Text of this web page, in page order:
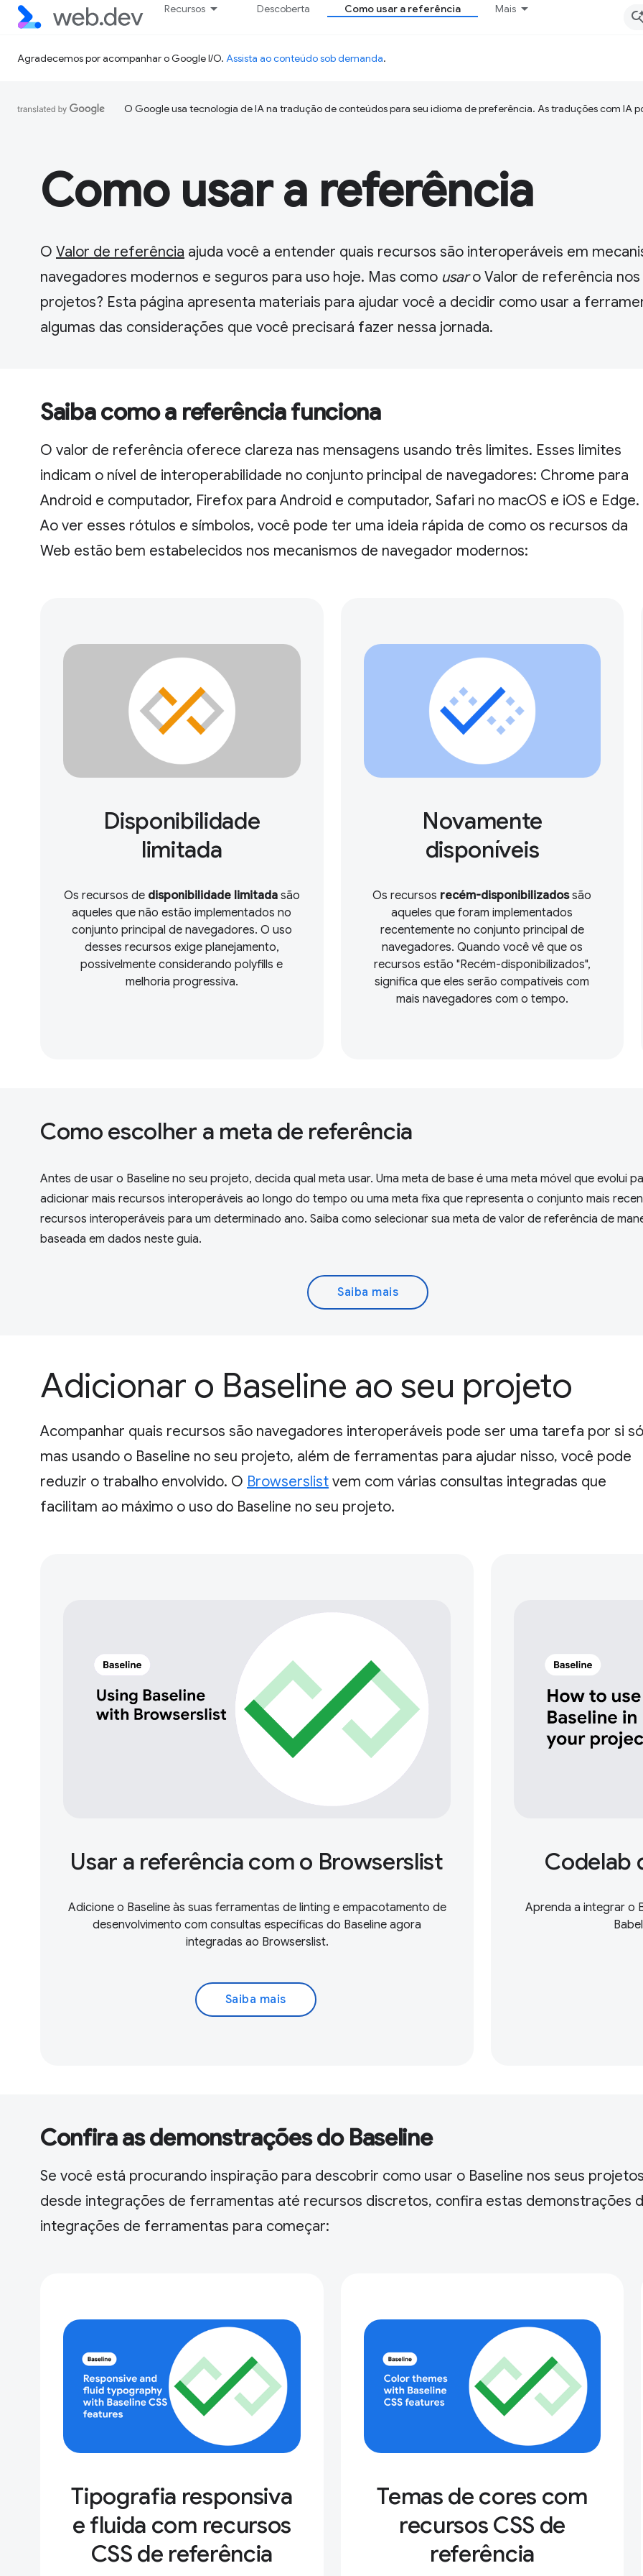
Recursos Descoberta Como usar a referência Mais
Agradecemos por acompanhar o Google I/O. Assista ao conteúdo sob demanda.
O Google usa tecnologia de IA na tradução de conteúdos para seu idioma de preferência. As traduções com IA
Como usar a referência
O Valor de referência ajuda você a entender quais recursos são interoperáveis em
navegadores modernos e seguros para uso hoje. Mas como usaro Valor de referência nos
projetos? Esta página apresenta materiais para ajudar você a decidir como usar a
algumas das considerações que você precisará fazer nessa jornada.
Saiba como a referência funciona
O valor de referência oferece clareza nas mensagens usando três limites. Esses limites
indicam o nível de interoperabilidade no conjunto principal de navegadores: Chrome para
Android e computador, Firefox para Android e computador, Safari no macOS e iOS e Edge.
Ao ver esses rótulos e símbolos, você pode ter uma ideia rápida de como os recursos da
Web estão bem estabelecidos nos mecanismos de navegador modernos:
Disponibilidade
limitada
Os recursos de disponibilidade limitadasão
aqueles que não estão implementados no
conjunto principal de navegadores. O uso
desses recursos exige planejamento,
possivelmente considerando polyfills e
melhoria progressiva.
Novamente
disponíveis
Os recursos recém-disponibilizadossão
aqueles que foram implementados
recentemente no conjunto principal de
navegadores. Quando você vê que os
recursos estão "Recém-disponibilizados",
significa que eles serão compatíveis com
mais navegadores com o tempo.
Como escolher a meta de referência
Antes de usar o Baseline no seu projeto, decida qual meta usar. Uma meta de base é uma meta móvel que evolui
adicionar mais recursos interoperáveis ao longo do tempo ou uma meta fixa que representa o conjunto mais
recursos interoperáveis para um determinado ano. Saiba como selecionar sua meta de valor de referência de
baseada em dados neste guia.
Saiba mais
Adicionar o Baseline ao seu projeto
Acompanhar quais recursos são navegadores interoperáveis pode ser uma tarefa por si
mas usando o Baseline no seu projeto, além de ferramentas para ajudar nisso, você pode
reduzir o trabalho envolvido. O Browserslist vem com várias consultas integradas que
facilitam ao máximo o uso do Baseline no seu projeto.
Usar a referência com o Browserslist
Adicione o Baseline às suas ferramentas de linting e empacotamento de
desenvolvimento com consultas específicas do Baseline agora
integradas ao Browserslist.
Saiba mais
Codelab
Aprenda a integrar o
Confira as demonstrações do Baseline
Se você está procurando inspiração para descobrir como usar o Baseline nos seus
desde integrações de ferramentas até recursos discretos, confira estas demonstrações
integrações de ferramentas para começar:
Tipografia responsiva
e fluida com recursos
CSS de referência
Temas de cores com
recursos CSS de
referência